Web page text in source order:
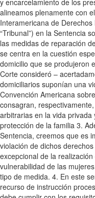
y encarcelamiento de los
alineamos plenamente con
Interamericana de
“Tribunal”) en la Sentencia
las medidas de reparación
se centra en la cuestión
domicilio que se produjeron
Corte consideró –
domiciliarios suponían una
Convención Americana
consagran,
arbitrarias en la vida
protección de la familia 3.
Sentencia, creemos que es
violación de dichos
excepcional de la
vulnerabilidad de las
tipo de medida. 4. En este
recurso de instrucción